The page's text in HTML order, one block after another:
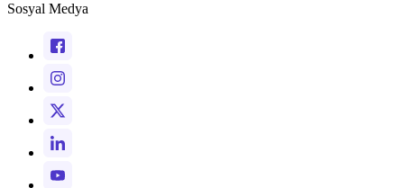
Sosyal Medya